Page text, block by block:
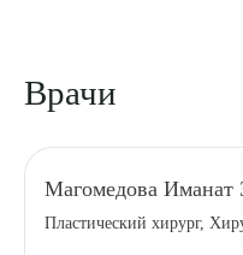
Врачи
Магомедова Иманат
Пластический хирург,